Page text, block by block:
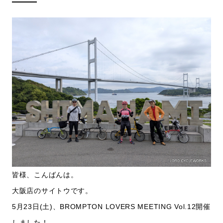
皆様、こんばんは。
大阪店のサイトウです。
5月23日(土)、BROMPTON LOVERS MEETING Vol.12開催